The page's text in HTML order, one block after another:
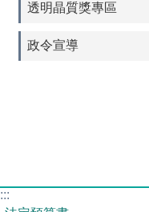
透明晶質獎專區
政令宣導
:::